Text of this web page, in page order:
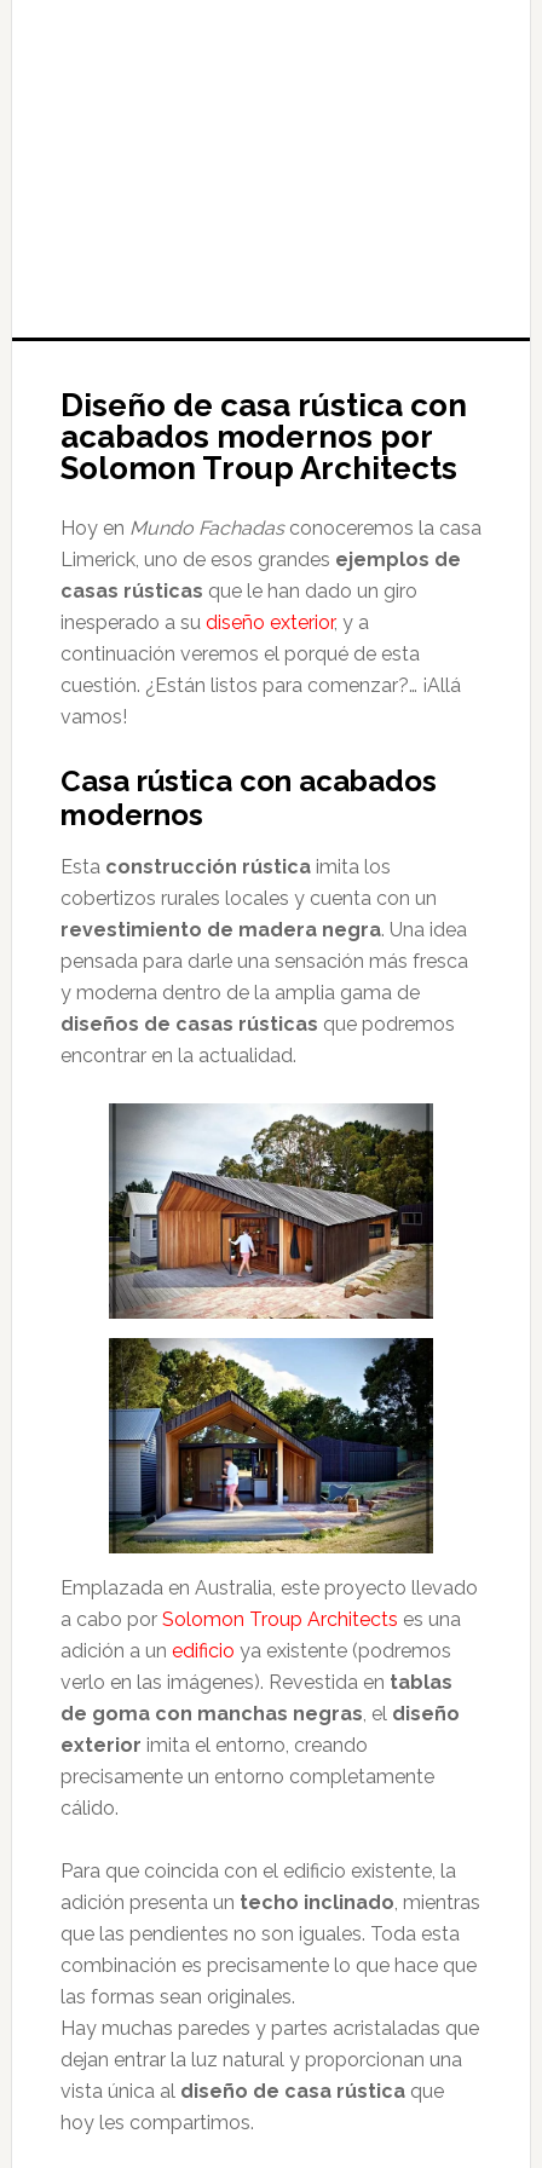
Diseño de casa rústica con
acabados modernos por
Solomon Troup Architects
Hoy en Mundo Fachadasconoceremos la casa
Limerick, uno de esos grandes ejemplos de
casas rústicas que le han dado un giro
inesperado a su diseño exterior, y a
continuación veremos el porqué de esta
cuestión. ¿Están listos para comenzar?… ¡Allá
vamos!
Casa rústica con acabados
modernos
Esta construcción rústicaimita los
cobertizos rurales locales y cuenta con un
revestimiento de madera negra. Una idea
pensada para darle una sensación más fresca
y moderna dentro de la amplia gama de
diseños de casas rústicas que podremos
encontrar en la actualidad.
Emplazada en Australia, este proyecto llevado
a cabo por Solomon Troup Architects es una
adición a un edificio ya existente (podremos
verlo en las imágenes). Revestida en tablas
de goma con manchas negras, el diseño
exterior imita el entorno, creando
precisamente un entorno completamente
cálido.
Para que coincida con el edificio existente, la
adición presenta un techo inclinado, mientras
que las pendientes no son iguales. Toda esta
combinación es precisamente lo que hace que
las formas sean originales.
Hay muchas paredes y partes acristaladas que
dejan entrar la luz natural y proporcionan una
vista única al diseño de casa rústicaque
hoy les compartimos.